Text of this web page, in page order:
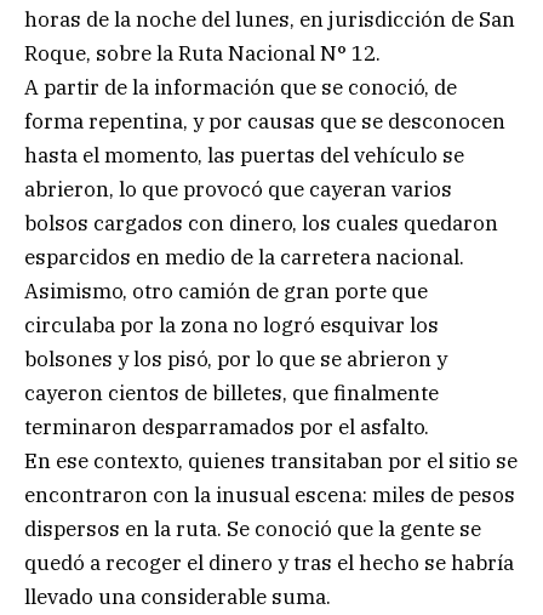
horas de la noche del lunes, en jurisdicción de San
Roque, sobre la Ruta Nacional N° 12.
A partir de la información que se conoció, de
forma repentina, y por causas que se desconocen
hasta el momento, las puertas del vehículo se
abrieron, lo que provocó que cayeran varios
bolsos cargados con dinero, los cuales quedaron
esparcidos en medio de la carretera nacional.
Asimismo, otro camión de gran porte que
circulaba por la zona no logró esquivar los
bolsones y los pisó, por lo que se abrieron y
cayeron cientos de billetes, que finalmente
terminaron desparramados por el asfalto.
En ese contexto, quienes transitaban por el sitio se
encontraron con la inusual escena: miles de pesos
dispersos en la ruta. Se conoció que la gente se
quedó a recoger el dinero y tras el hecho se habría
llevado una considerable suma.